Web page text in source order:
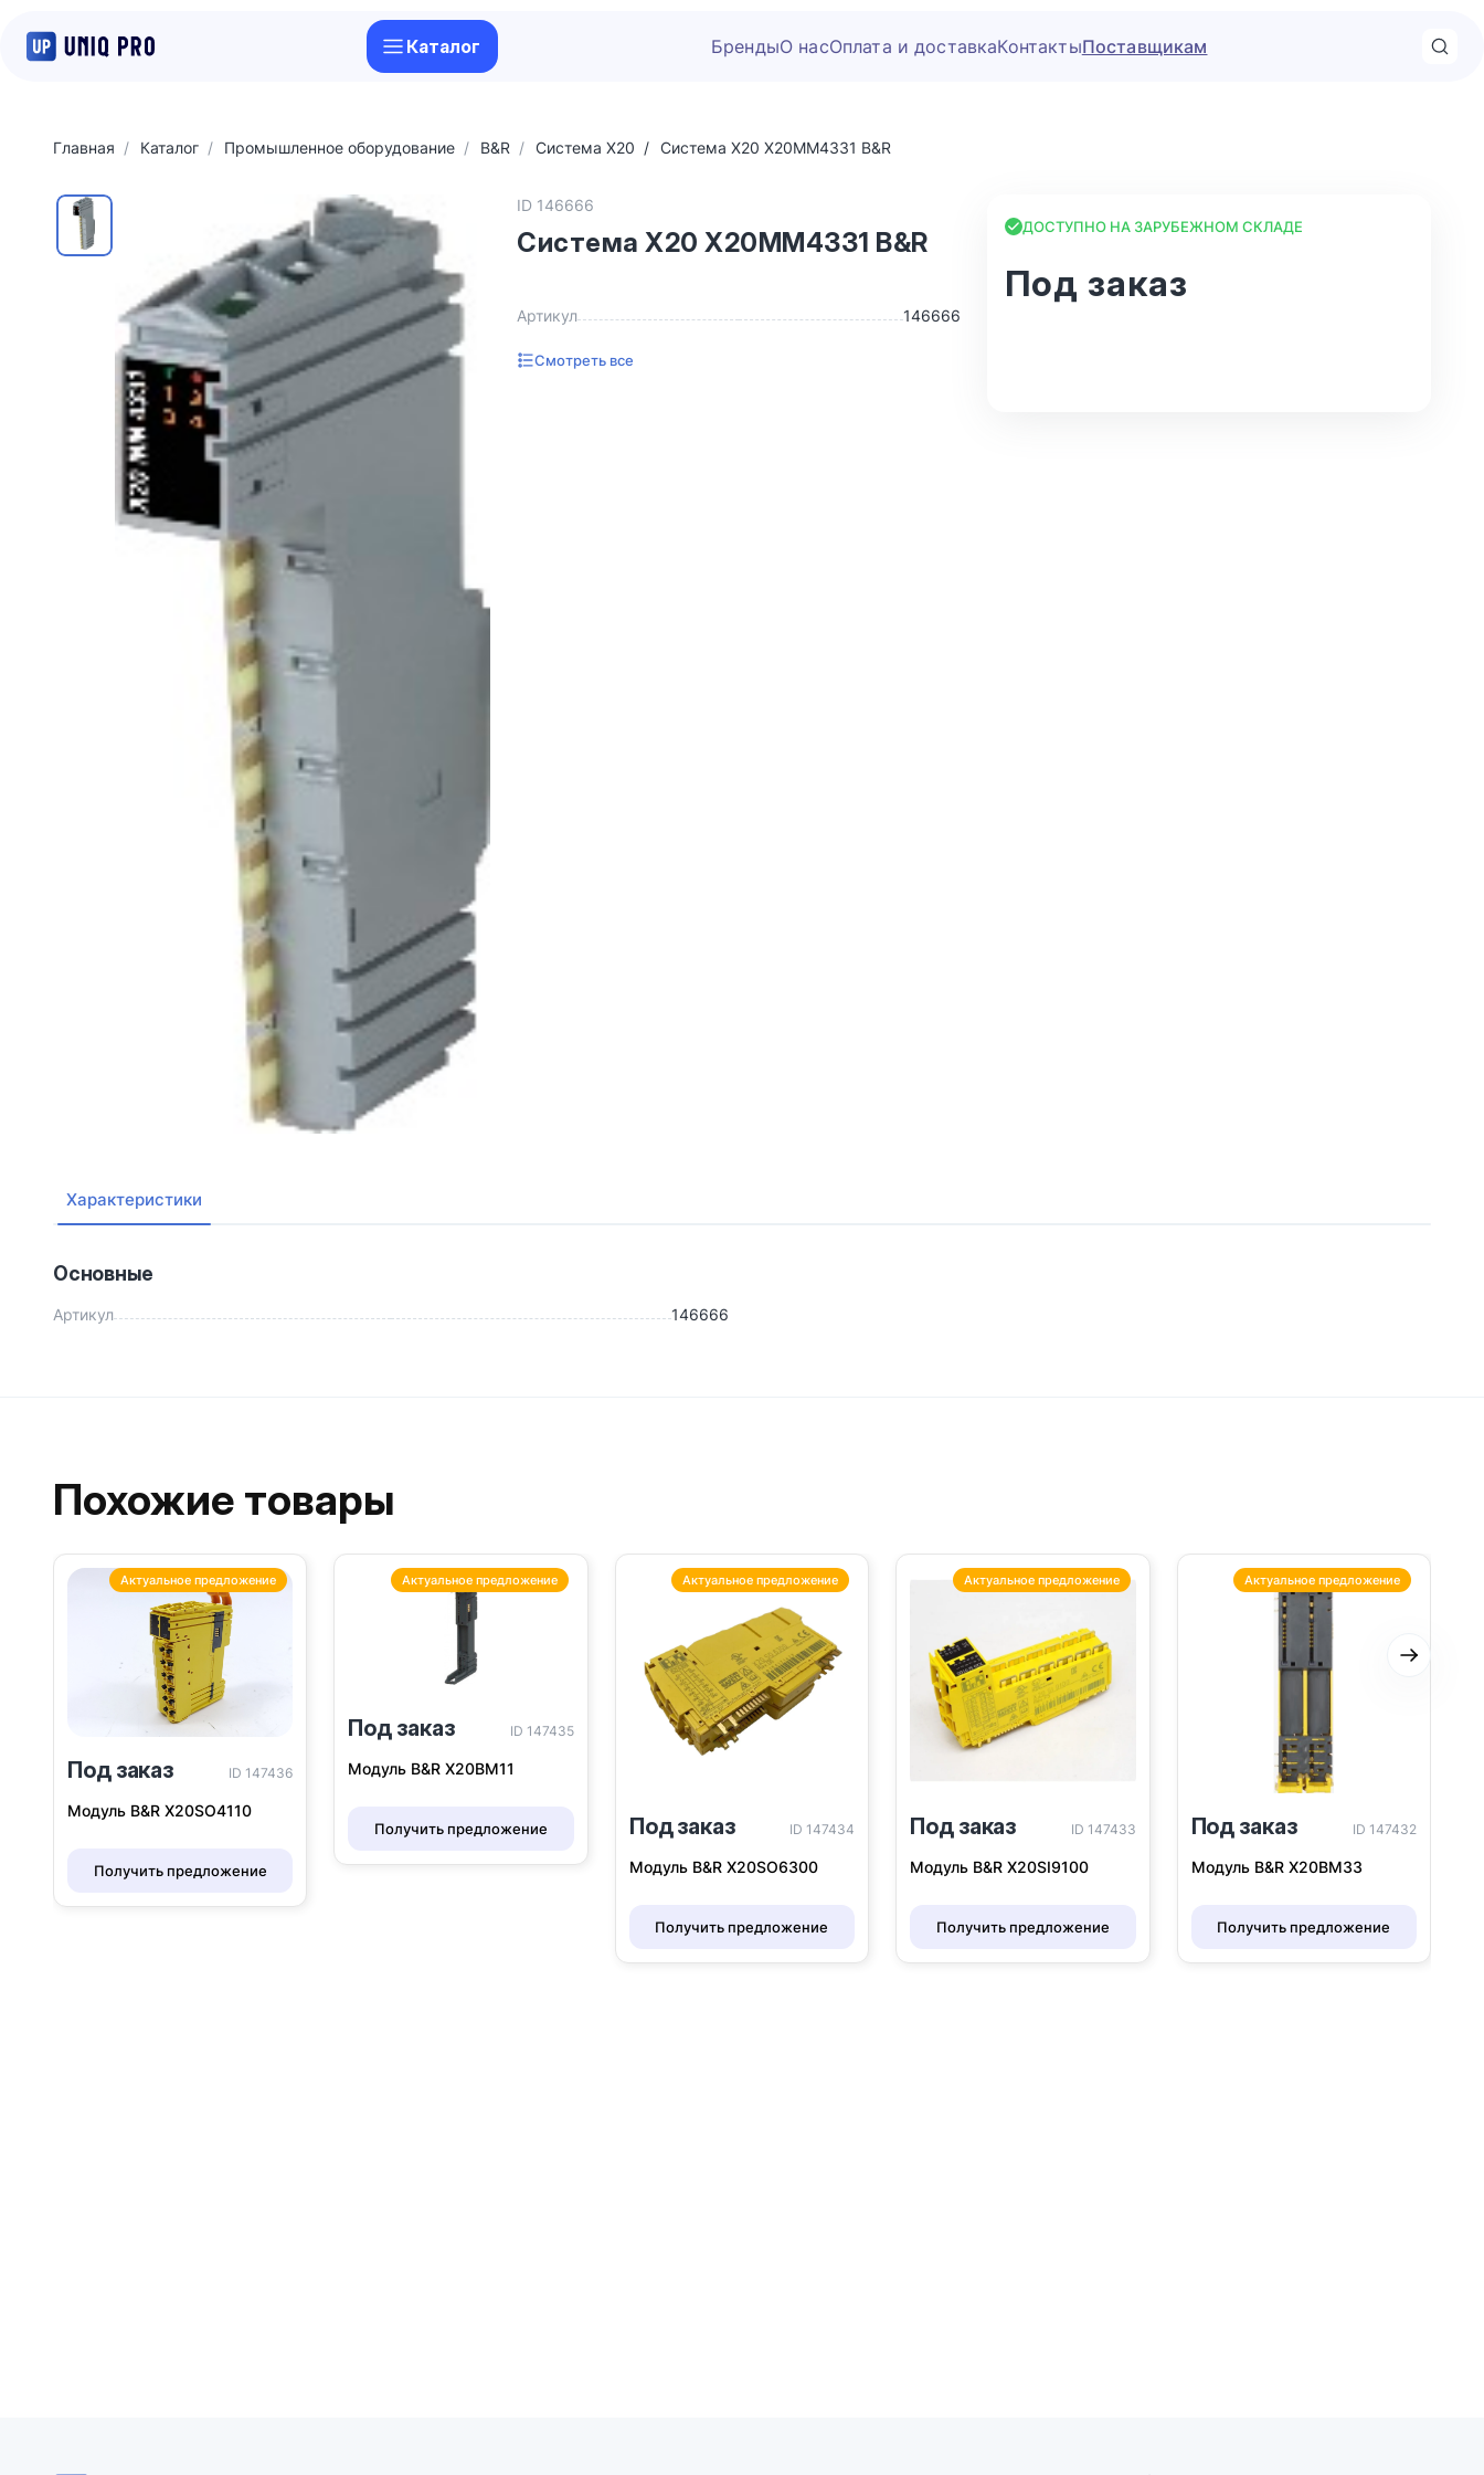
Каталог БрендыО насОплата и доставкаКонтактыПоставщикам
Главная Каталог Промышленное оборудование B&R Система X20 Система X20 X20MM4331 B&R
ID 146666
Система X20 X20MM4331 B&R
Артикул 146666
Смотреть все
ДОСТУПНО НА ЗАРУБЕЖНОМ СКЛАДЕ
Под заказ
Характеристики
Основные
Артикул 146666
Похожие товары
Актуальное предложение
Под заказ ID 147436
Модуль B&R X20SO4110
Получить предложение
Актуальное предложение
Под заказ ID 147435
Модуль B&R Х20BM11
Получить предложение
Актуальное предложение
Под заказ ID 147434
Модуль B&R X20SO6300
Получить предложение
Актуальное предложение
Под заказ ID 147433
Модуль B&R X20SI9100
Получить предложение
Актуальное предложение
Под заказ ID 147432
Модуль B&R X20BM33
Получить предложение